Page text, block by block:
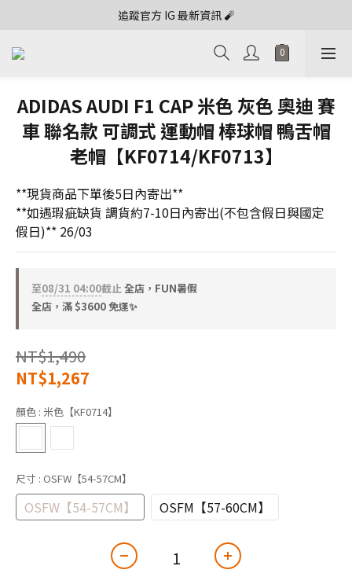
追蹤官方 IG 最新資訊 🧨
ADIDAS AUDI F1 CAP 米色 灰色 奧迪 賽
車 聯名款 可調式 運動帽 棒球帽 鴨舌帽
老帽【KF0714/KF0713】
**現貨商品下單後5日內寄出**
**如遇瑕疵缺貨 調貨約7-10日內寄出(不包含假日與國定
假日)** 26/03
至08/31 04:00截止全店，FUN暑假
全店，滿 $3600 免運✨
NT$1,490
NT$1,267
顏色 : 米色【KF0714】
尺寸 : OSFW【54-57CM】
OSFW【54-57CM】 OSFM【57-60CM】